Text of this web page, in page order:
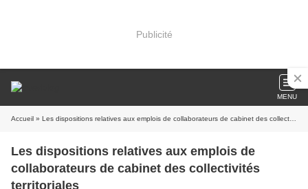
Publicité
MENU
Accueil » Les dispositions relatives aux emplois de collaborateurs de cabinet des collectivités territoriales
Les dispositions relatives aux emplois de
collaborateurs de cabinet des collectivités
territoriales